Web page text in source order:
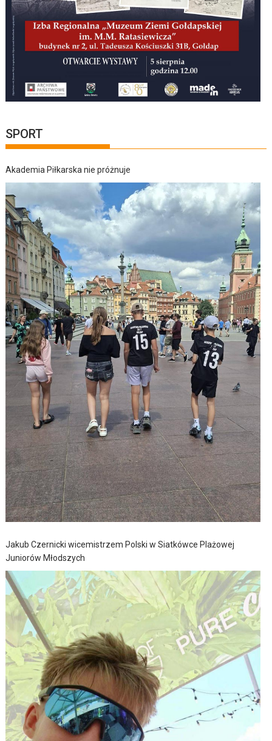
SPORT
Akademia Piłkarska nie próżnuje
Jakub Czernicki wicemistrzem Polski w Siatkówce Plażowej
Juniorów Młodszych